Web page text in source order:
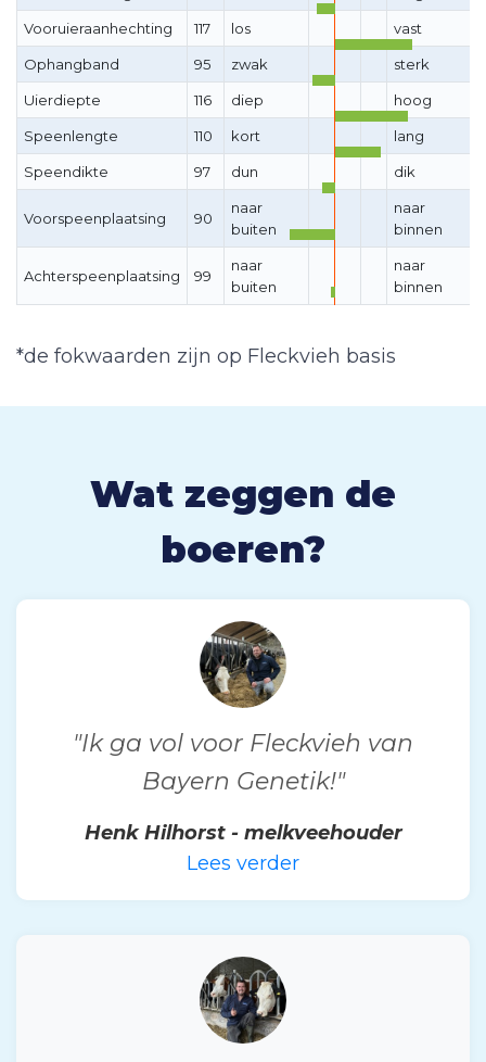
Vooruieraanhechting 117 los vast
Ophangband 95 zwak sterk
Uierdiepte 116 diep hoog
Speenlengte 110 kort lang
Speendikte 97 dun dik
Voorspeenplaatsing 90
naar
buiten
naar
binnen
Achterspeenplaatsing 99
naar
buiten
naar
binnen
*de fokwaarden zijn op Fleckvieh basis
Wat zeggen de
boeren?
"Ik ga vol voor Fleckvieh van
Bayern Genetik!"
Henk Hilhorst - melkveehouder
Lees verder